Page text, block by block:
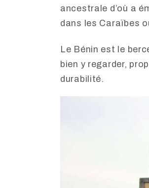
ancestrale d’où a
dans les Caraïbes
Le Bénin est le
bien y regarder,
durabilité.